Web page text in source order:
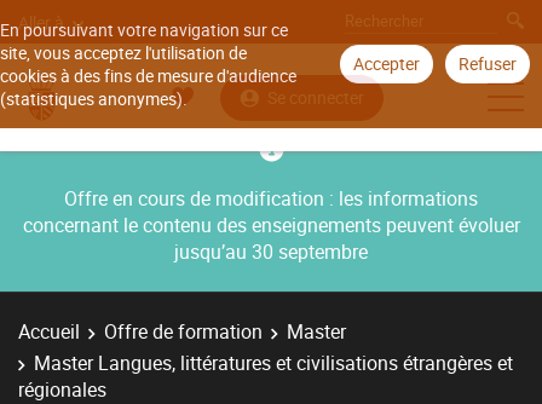
En poursuivant votre navigation sur ce
site, vous acceptez l'utilisation de
cookies à des fins de mesure d'audience
(statistiques anonymes).
Accepter Refuser
Aller à
Se connecter
Offre en cours de modification : les informations
concernant le contenu des enseignements peuvent évoluer
jusqu’au 30 septembre
Accueil Offre de formation
Master
Master Langues, littératures et civilisations étrangères et
régionales